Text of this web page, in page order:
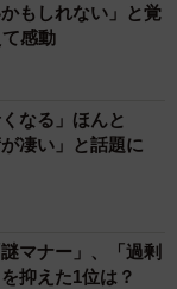
もしれない」と覚
感動
なる」ほんと
凄い」と話題に
マナー」、「過剰
抑えた1位は？